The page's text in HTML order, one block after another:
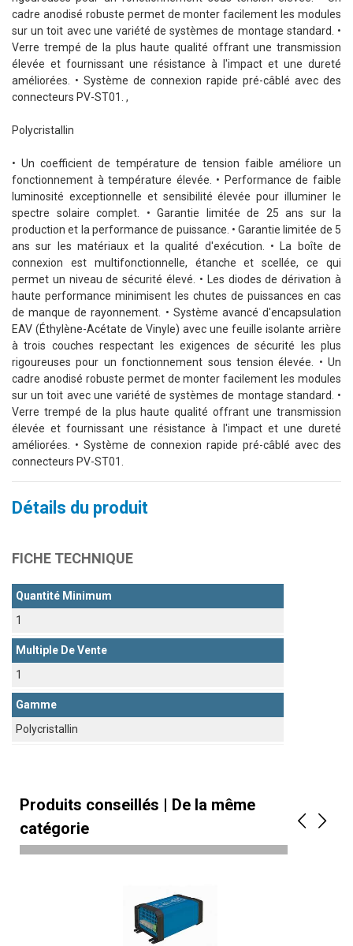
cadre anodisé robuste permet de monter facilement les modules
sur un toit avec une variété de systèmes de montage standard. •
Verre trempé de la plus haute qualité offrant une transmission
élevée et fournissant une résistance à l'impact et une dureté
améliorées. • Système de connexion rapide pré-câblé avec des
connecteurs PV-ST01. ,
Polycristallin
• Un coefficient de température de tension faible améliore un
fonctionnement à température élevée. • Performance de faible
luminosité exceptionnelle et sensibilité élevée pour illuminer le
spectre solaire complet. • Garantie limitée de 25 ans sur la
production et la performance de puissance. • Garantie limitée de 5
ans sur les matériaux et la qualité d'exécution. • La boîte de
connexion est multifonctionnelle, étanche et scellée, ce qui
permet un niveau de sécurité élevé. • Les diodes de dérivation à
haute performance minimisent les chutes de puissances en cas
de manque de rayonnement. • Système avancé d'encapsulation
EAV (Éthylène-Acétate de Vinyle) avec une feuille isolante arrière
à trois couches respectant les exigences de sécurité les plus
rigoureuses pour un fonctionnement sous tension élevée. • Un
cadre anodisé robuste permet de monter facilement les modules
sur un toit avec une variété de systèmes de montage standard. •
Verre trempé de la plus haute qualité offrant une transmission
élevée et fournissant une résistance à l'impact et une dureté
améliorées. • Système de connexion rapide pré-câblé avec des
connecteurs PV-ST01.
Détails du produit
FICHE TECHNIQUE
Quantité Minimum
1
Multiple De Vente
1
Gamme
Polycristallin
Produits conseillés | De la même
catégorie